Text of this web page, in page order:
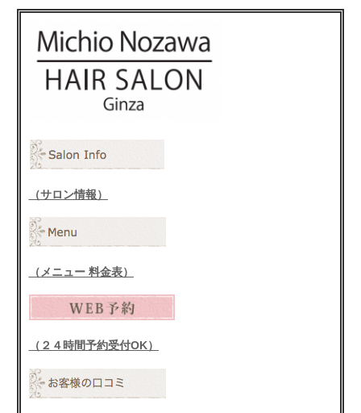
（サロン情報）
（メニュー 料金表）
（２４時間予約受付OK）